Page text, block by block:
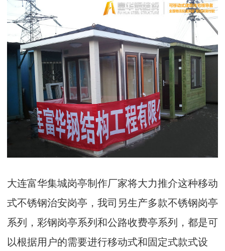
大连富华集城岗亭制作厂家将大力推介这种移动
式不锈钢治安岗亭，我司另生产多款不锈钢岗亭
系列，彩钢岗亭系列和公路收费亭系列，都是可
以根据用户的需要进行移动式和固定式款式设